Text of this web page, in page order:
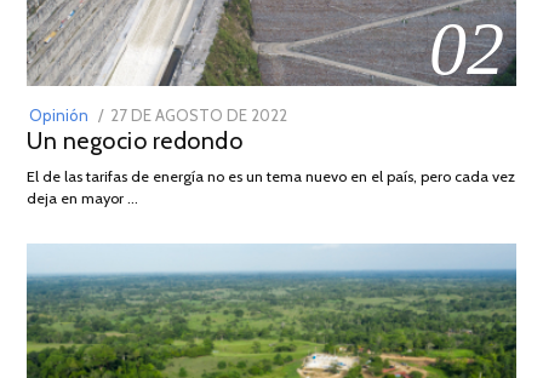
02
Opinión
POSTED
ON
27 DE AGOSTO DE 2022
DE
Un negocio redondo
El de las tarifas de energía no es un tema nuevo en el país, pero cada vez
deja en mayor …